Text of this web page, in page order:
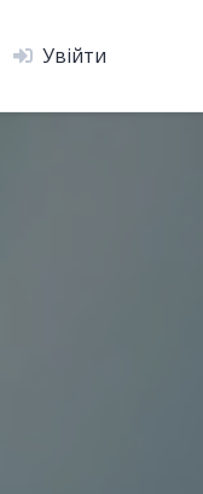
Увійти